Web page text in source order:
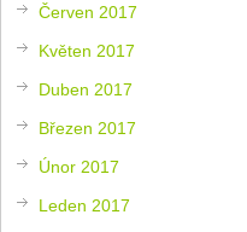
Červen 2017
Květen 2017
Duben 2017
Březen 2017
Únor 2017
Leden 2017